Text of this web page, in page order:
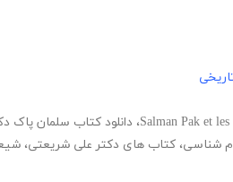
Salman Pak et، دانلود کتاب سلمان پاک
شناسی، کتاب های دکتر علی شریعتی،